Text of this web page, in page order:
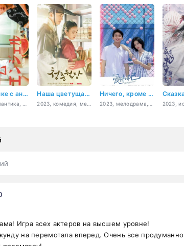
В однушке с ангелом Наша цветущая молодость Ничего, кроме любви
Игра всех актеров на высшем уровне!
на перемотала вперед. Очень все